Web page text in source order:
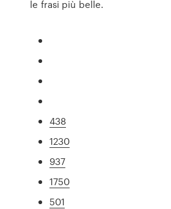
le frasi più belle.
438
1230
937
1750
501